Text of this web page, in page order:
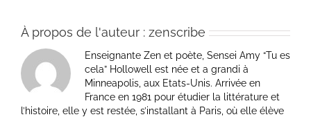
À propos de l'auteur : zenscribe
Enseignante Zen et poète, Sensei Amy “Tu es
cela” Hollowell est née et a grandi à
Minneapolis, aux Etats-Unis. Arrivée en
France en 1981 pour étudier la littérature et
l’histoire, elle y est restée, s’installant à Paris, où elle élève